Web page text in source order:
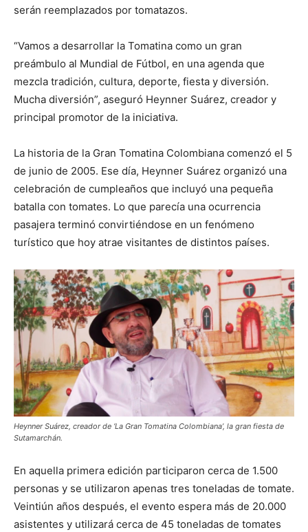
serán reemplazados por tomatazos.
“Vamos a desarrollar la Tomatina como un gran
preámbulo al Mundial de Fútbol, en una agenda que
mezcla tradición, cultura, deporte, fiesta y diversión.
Mucha diversión”, aseguró Heynner Suárez, creador y
principal promotor de la iniciativa.
La historia de la Gran Tomatina Colombiana comenzó el 5
de junio de 2005. Ese día, Heynner Suárez organizó una
celebración de cumpleaños que incluyó una pequeña
batalla con tomates. Lo que parecía una ocurrencia
pasajera terminó convirtiéndose en un fenómeno
turístico que hoy atrae visitantes de distintos países.
Heynner Suárez, creador de ‘La Gran Tomatina Colombiana’, la gran fiesta de
Sutamarchán.
En aquella primera edición participaron cerca de 1.500
personas y se utilizaron apenas tres toneladas de tomate.
Veintiún años después, el evento espera más de 20.000
asistentes y utilizará cerca de 45 toneladas de tomates